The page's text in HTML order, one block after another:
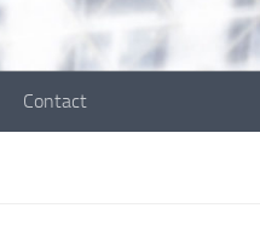
Contact